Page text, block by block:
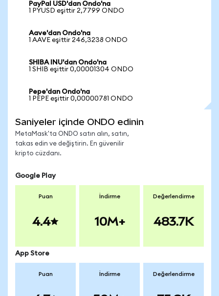
PayPal USD'dan Ondo'na
1 PYUSD eşittir 2,7799 ONDO
Aave'dan Ondo'na
1 AAVE eşittir 246,3238 ONDO
SHIBA INU'dan Ondo'na
1 SHIB eşittir 0,00001304 ONDO
Pepe'dan Ondo'na
1 PEPE eşittir 0,00000781 ONDO
Saniyeler içinde ONDO edinin
MetaMask'ta ONDO satın alın, satın,
takas edin ve değiştirin. En güvenilir
kripto cüzdanı.
Google Play
Puan
4.4
İndirme
10M+
Değerlendirme
483.7K
App Store
Puan İndirme Değerlendirme